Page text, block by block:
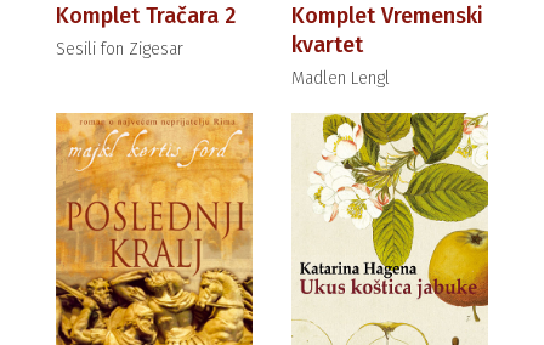
Komplet Tračara 2
Sesili fon Zigesar
Komplet Vremenski
kvartet
Madlen Lengl